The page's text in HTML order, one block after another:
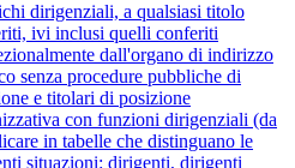
dirigenziali, a qualsiasi titolo
ivi inclusi quelli conferiti
dall'organo di indirizzo
senza procedure pubbliche di
e titolari di posizione
con funzioni dirigenziali (da
in tabelle che distinguano le
situazioni: dirigenti, dirigenti